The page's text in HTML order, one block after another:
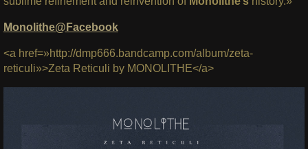
Monolithe@Facebook
<a href=»http://dmp666.bandcamp.com/album/zeta-
reticuli»>Zeta Reticuli by MONOLITHE</a>